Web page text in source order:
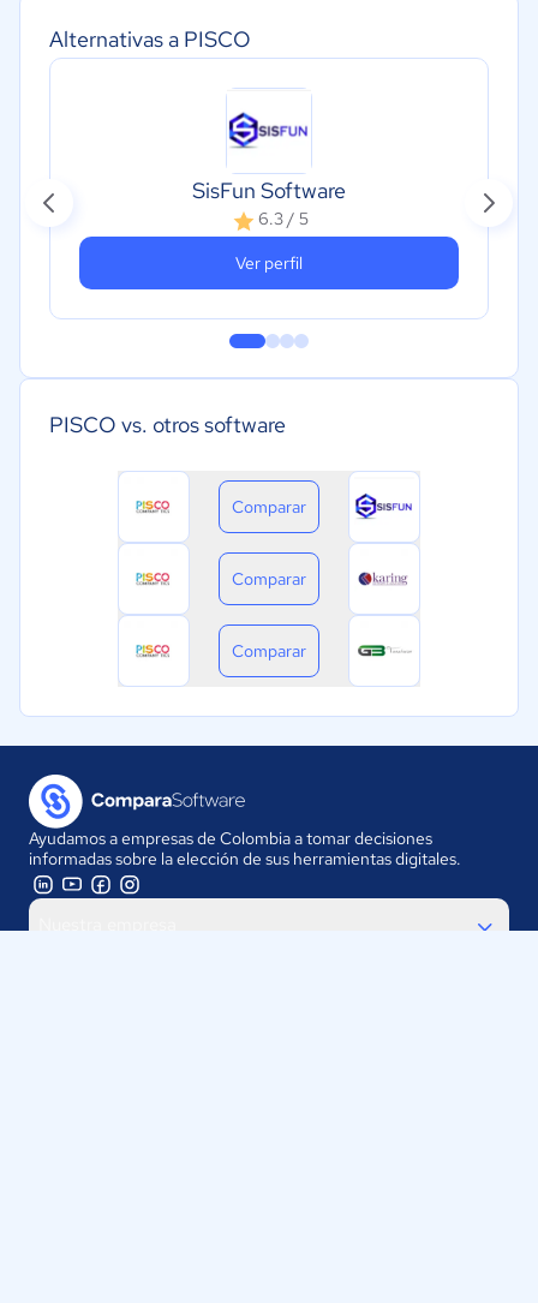
Alternativas a PISCO
SisFun Software
6.3 / 5
Ver perfil
PISCO vs. otros software
Comparar
Comparar
Comparar
Ayudamos a empresas de Colombia a tomar decisiones
informadas sobre la elección de sus herramientas digitales.